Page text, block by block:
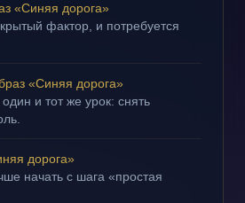
«Синяя дорога»
фактор, и потребуется
«Синяя дорога»
и тот же урок: снять
дорога»
начать с шага «простая